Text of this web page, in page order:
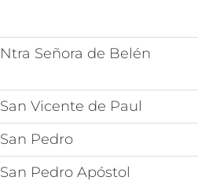
Ntra Señora de Belén
San Vicente de Paul
San Pedro
San Pedro Apóstol